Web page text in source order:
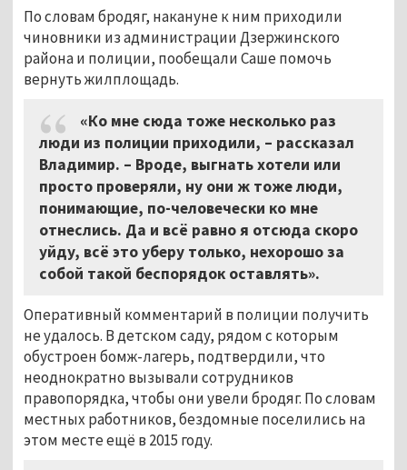
По словам бродяг, накануне к ним приходили
чиновники из администрации Дзержинского
района и полиции, пообещали Саше помочь
вернуть жилплощадь.
«Ко мне сюда тоже несколько раз
люди из полиции приходили, – рассказал
Владимир. – Вроде, выгнать хотели или
просто проверяли, ну они ж тоже люди,
понимающие, по-человечески ко мне
отнеслись. Да и всё равно я отсюда скоро
уйду, всё это уберу только, нехорошо за
собой такой беспорядок оставлять».
Оперативный комментарий в полиции получить
не удалось. В детском саду, рядом с которым
обустроен бомж-лагерь, подтвердили, что
неоднократно вызывали сотрудников
правопорядка, чтобы они увели бродяг. По словам
местных работников, бездомные поселились на
этом месте ещё в 2015 году.